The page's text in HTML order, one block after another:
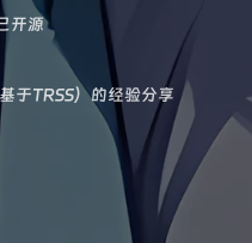
开源
TRSS）的经验分享